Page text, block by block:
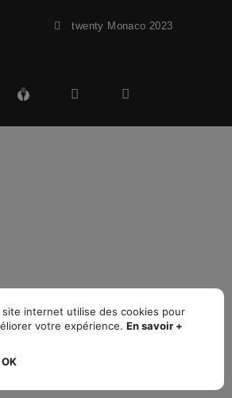
site internet utilise des cookies pour
votre expérience. En savoir +
OK
twenty Monaco 2023
dès maintenant sur le site